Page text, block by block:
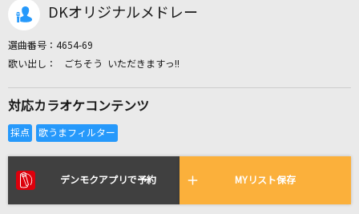
リアルタイムで歌われている曲の一覧
DKオリジナルメドレー
選曲番号： 4654-69
ごちそう いただきますっ!!
対応カラオケコンテンツ
デンモクアプリで予約 MYリスト保存